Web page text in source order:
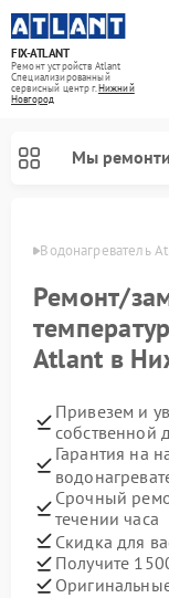
FIX-ATLANT
Ремонт устройств Atlant
Специализированный
cервисный центр г.Нижний
Новгород
Мы
Водонагреватель
Ремонт/
Atlant в
Привезем и
собственной
Гарантия на
Срочный
течении часа
Скидка для
Получите